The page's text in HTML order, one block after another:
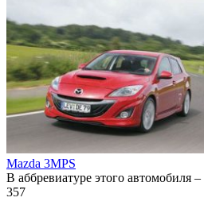
Mazda 3MPS
В аббревиатуре этого автомобиля
357